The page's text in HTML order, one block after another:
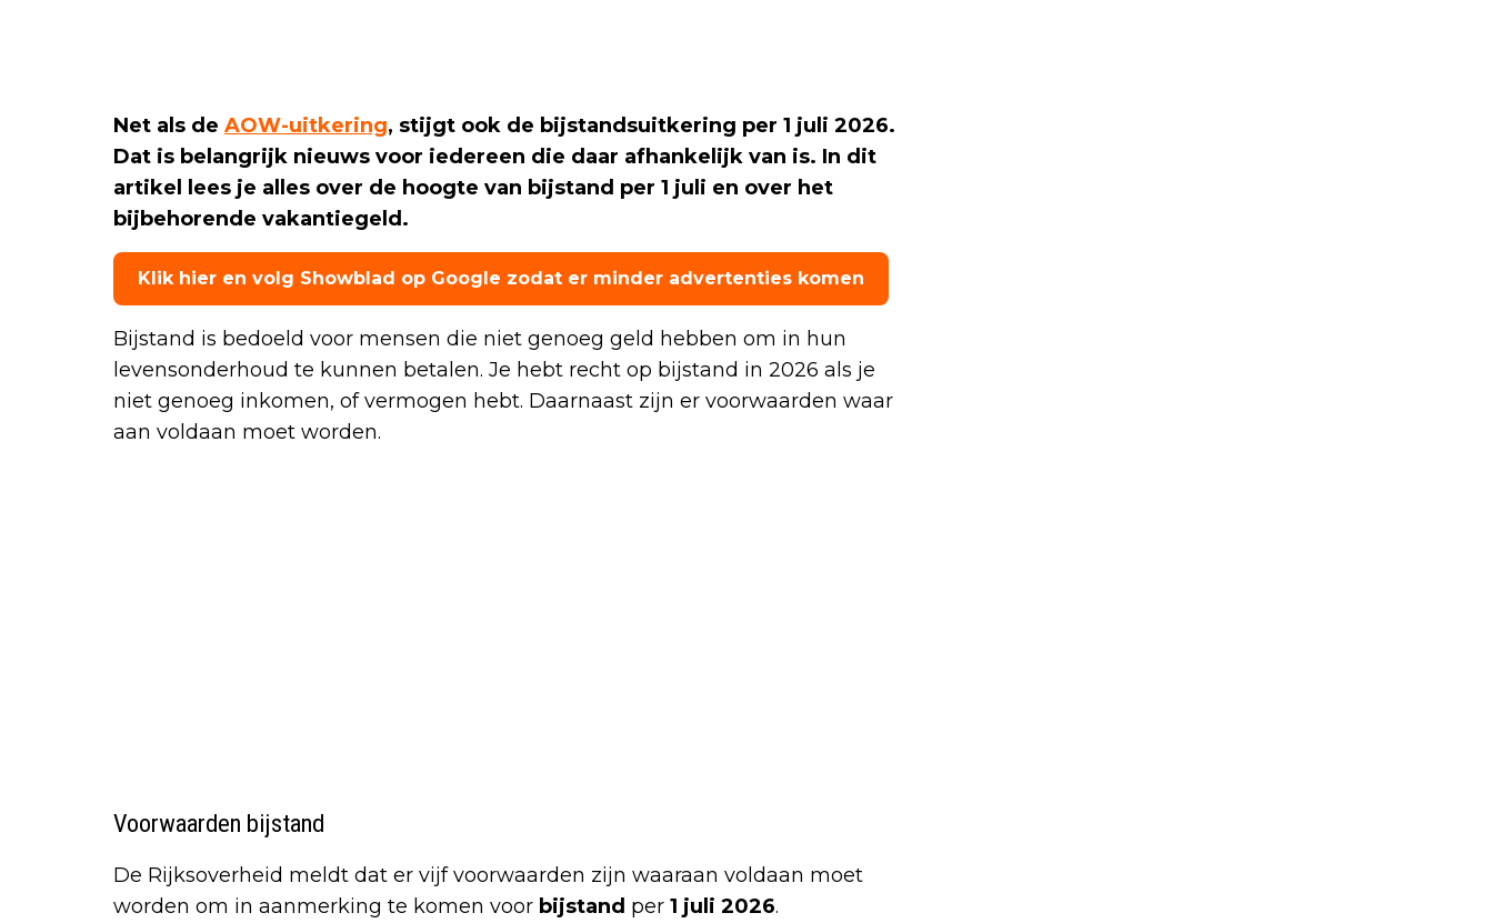
Net als de AOW-uitkering, stijgt ook de bijstandsuitkering per 1 juli 2026.
Dat is belangrijk nieuws voor iedereen die daar afhankelijk van is. In dit
artikel lees je alles over de hoogte van bijstand per 1 juli en over het
bijbehorende vakantiegeld.
Klik hier en volg Showblad op Google zodat er minder advertenties komen
Bijstand is bedoeld voor mensen die niet genoeg geld hebben om in hun
levensonderhoud te kunnen betalen. Je hebt recht op bijstand in 2026 als je
niet genoeg inkomen, of vermogen hebt. Daarnaast zijn er voorwaarden waar
aan voldaan moet worden.
Voorwaarden bijstand
De Rijksoverheid meldt dat er vijf voorwaarden zijn waaraan voldaan moet
worden om in aanmerking te komen voor bijstand per 1 juli 2026.